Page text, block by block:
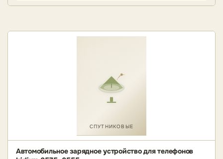
СПУТНИКОВЫЕ
Автомобильное зарядное устройство для телефонов